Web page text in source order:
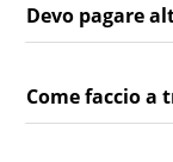
Devo pagare
Come faccio a